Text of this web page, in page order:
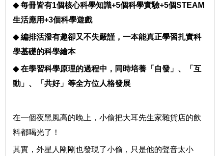
◆ 每冊皆有1個核心科學知識+5個科學實驗+5個STEAM
生活應用+3個科學遊戲
◆ 編排活潑有趣卻又不失嚴謹，一本能真正學習扎實科
學基礎的科學繪本
◆ 在學習科學原理的過程中，同時培養「自發」、「互
動」、「共好」等全方位人格發展
在一個夜黑風高的晚上，小偷把大耳先生家雜貨店的飲
料都喝光了！
其實，外星人剛剛也發現了小偷，只是他的聲音太小